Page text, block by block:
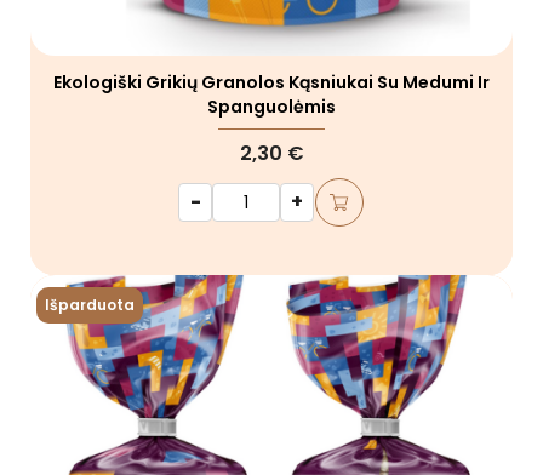
Ekologiški Grikių Granolos Kąsniukai Su Medumi Ir
Spanguolėmis
2,30 €
-
+
Išparduota